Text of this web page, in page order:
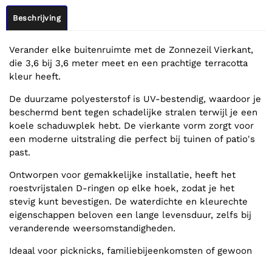
Beschrijving
Verander elke buitenruimte met de Zonnezeil Vierkant,
die 3,6 bij 3,6 meter meet en een prachtige terracotta
kleur heeft.
De duurzame polyesterstof is UV-bestendig, waardoor je
beschermd bent tegen schadelijke stralen terwijl je een
koele schaduwplek hebt. De vierkante vorm zorgt voor
een moderne uitstraling die perfect bij tuinen of patio's
past.
Ontworpen voor gemakkelijke installatie, heeft het
roestvrijstalen D-ringen op elke hoek, zodat je het
stevig kunt bevestigen. De waterdichte en kleurechte
eigenschappen beloven een lange levensduur, zelfs bij
veranderende weersomstandigheden.
Ideaal voor picknicks, familiebijeenkomsten of gewoon